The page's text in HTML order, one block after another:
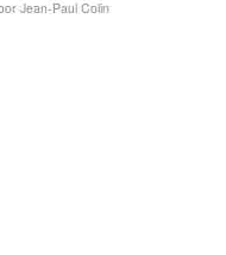
Jean-Paul Colin